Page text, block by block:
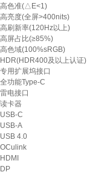
高色准(△E<1)
高亮度(全屏>400nits)
高刷新率(120Hz以上)
高屏占比(≥85%)
高色域(100%sRGB)
HDR(HDR400及以上认证)
专用扩展坞接口
全功能Type-C
雷电接口
读卡器
USB-C
USB-A
USB 4.0
OCulink
HDMI
DP